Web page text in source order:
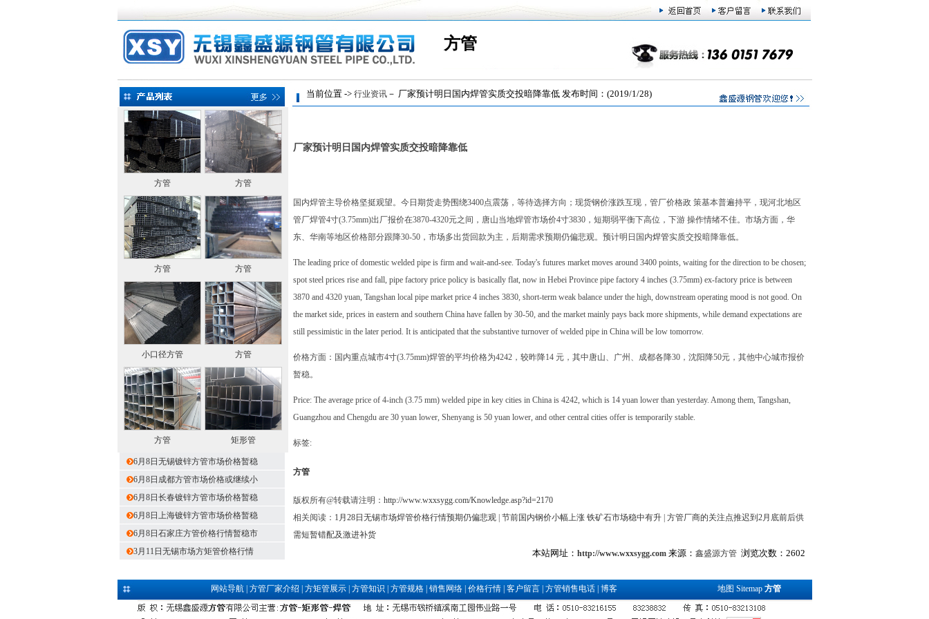
方管
方管 方管
方管 方管
小口径方管 方管
方管 矩形管
6月8日无锡镀锌方管市场价格暂稳
6月8日成都方管市场价格或继续小
6月8日长春镀锌方管市场价格暂稳
6月8日上海镀锌方管市场价格暂稳
6月8日石家庄方管价格行情暂稳市
3月11日无锡市场方矩管价格行情
当前位置 -> 行业资讯－ 厂家预计明日国内焊管实质交投暗降靠低 发布时间：(2019/1/28)
厂家预计明日国内焊管实质交投暗降靠低
国内焊管主导价格坚挺观望。今日期货走势围绕3400点震荡，等待选择方向；现货钢价涨跌互现，管厂价格政 策基本普遍持平，现河北地区
管厂焊管4寸(3.75mm)出厂报价在3870-4320元之间，唐山当地焊管市场价4寸3830，短期弱平衡下高位，下游 操作情绪不佳。市场方面，华
东、华南等地区价格部分跟降30-50，市场多出货回款为主，后期需求预期仍偏悲观。预计明日国内焊管实质交投暗降靠低。
The leading price of domestic welded pipe is firm and wait-and-see. Today's futures market moves around 3400 points, waiting for the direction to be chosen;
spot steel prices rise and fall, pipe factory price policy is basically flat, now in Hebei Province pipe factory 4 inches (3.75mm) ex-factory price is between
3870 and 4320 yuan, Tangshan local pipe market price 4 inches 3830, short-term weak balance under the high, downstream operating mood is not good. On
the market side, prices in eastern and southern China have fallen by 30-50, and the market mainly pays back more shipments, while demand expectations are
still pessimistic in the later period. It is anticipated that the substantive turnover of welded pipe in China will be low tomorrow.
价格方面：国内重点城市4寸(3.75mm)焊管的平均价格为4242，较昨降14 元，其中唐山、广州、成都各降30，沈阳降50元，其他中心城市报价
暂稳。
Price: The average price of 4-inch (3.75 mm) welded pipe in key cities in China is 4242, which is 14 yuan lower than yesterday. Among them, Tangshan,
Guangzhou and Chengdu are 30 yuan lower, Shenyang is 50 yuan lower, and other central cities offer is temporarily stable.
标签:
方管
版权所有@转载请注明： http://www.wxxsygg.com/Knowledge.asp?id=2170
相关阅读： 1月28日无锡市场焊管价格行情预期仍偏悲观| 节前国内钢价小幅上涨 铁矿石市场稳中有升| 方管厂商的关注点推迟到2月底前后供
需短暂错配及激进补货
本站网址： http://www.wxxsygg.com来源： 鑫盛源方管浏览次数：2602
网站导航 方管厂家介绍 方矩管展示 方管知识 方管规格 销售网络 价格行情 客户留言 方管销售电话 博客 地图 Sitemap 方管